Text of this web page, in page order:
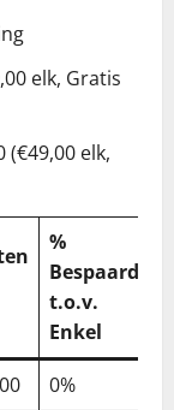
elk, Gratis
(€49,00 elk,
%
Bespaard
t.o.v.
Enkel
0%